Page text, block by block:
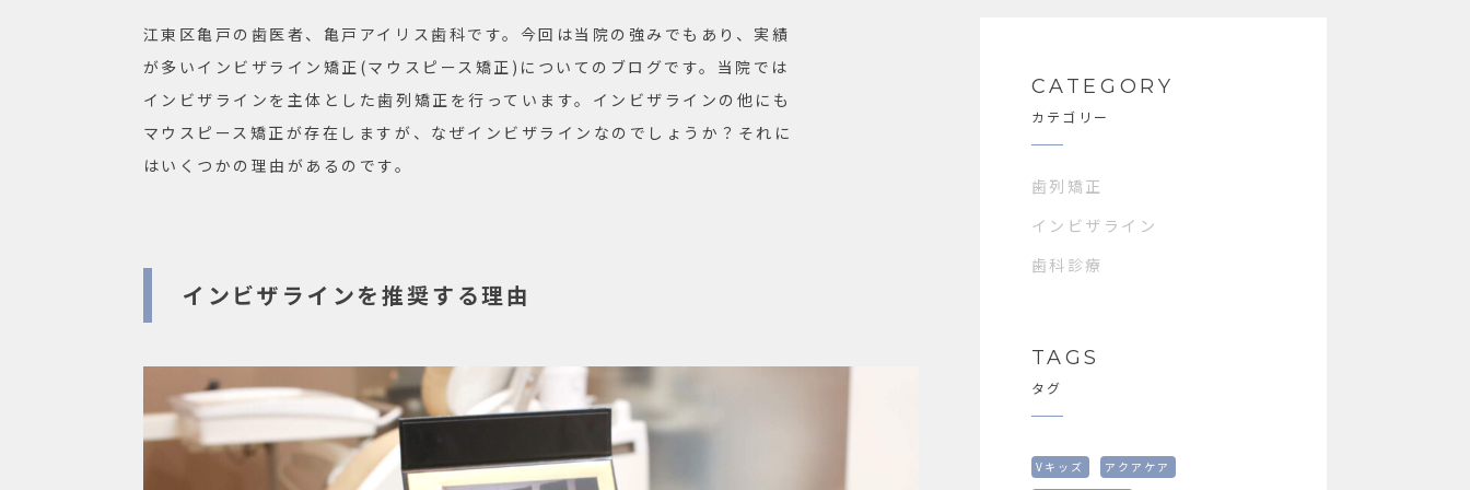
江東区亀戸の歯医者、亀戸アイリス歯科です。今回は当院の強みでもあり、実績
が多いインビザライン矯正(マウスピース矯正)についてのブログです。当院では
インビザラインを主体とした歯列矯正を行っています。インビザラインの他にも
マウスピース矯正が存在しますが、なぜインビザラインなのでしょうか？それに
はいくつかの理由があるのです。
インビザラインを推奨する理由
CATEGORY
カテゴリー
歯列矯正
インビザライン
歯科診療
TAGS
タグ
Vキッズ アクアケア